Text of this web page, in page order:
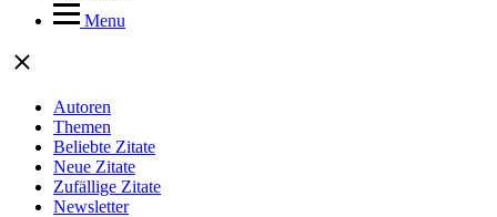
Menu
Autoren
Themen
Beliebte Zitate
Neue Zitate
Zufällige Zitate
Newsletter